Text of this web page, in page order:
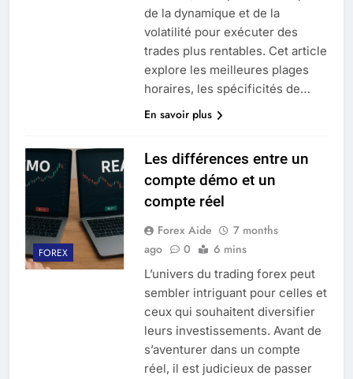
de la dynamique et de la
volatilité pour exécuter des
trades plus rentables. Cet article
explore les meilleures plages
horaires, les spécificités de…
En savoir plus
FOREX
Les différences entre un
compte démo et un
compte réel
Forex Aide
7 months
ago
0 6 mins
L’univers du trading forex peut
sembler intriguant pour celles et
ceux qui souhaitent diversifier
leurs investissements. Avant de
s’aventurer dans un compte
réel, il est judicieux de passer